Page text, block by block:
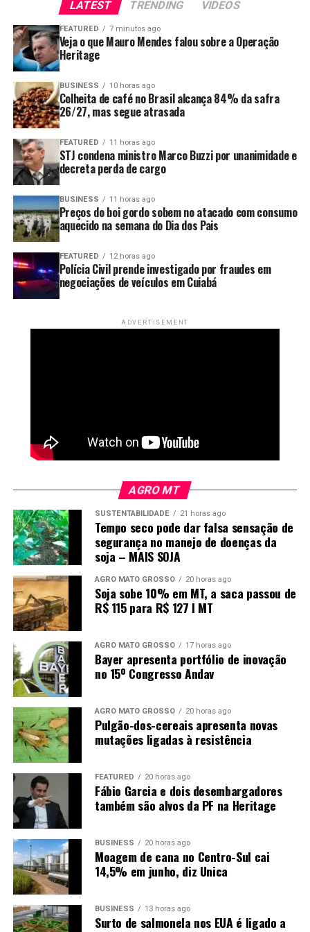
alcançaria multas decorrentes de decisões judiciais já
proferidas.
Argumenta também que a proposta implicaria renúncia
de receita sem a estimativa de impacto orçamentário e
financeiro exigida pela legislação.
O presidente da República vetou também um artigo que
convertia em advertência multas aplicadas por
descumprimento da política de pisos mínimos do frete.
O governo argumenta que a medida representa anistia
de penalidades administrativas e renúncia de receita
sem estimativa de impacto financeiro.
Os vetos serão analisados pelo Congresso Nacional, que
poderá mantê-los ou derrubá-los. Até lá, permanecem
em vigor os trechos sancionados da lei, incluindo as
regras de fiscalização do piso mínimo do frete e o uso do
LATEST TRENDING VIDEOS
FEATURED 7 minutos ago
Veja o que Mauro Mendes falou sobre a Operação
Heritage
BUSINESS 10 horas ago
Colheita de café no Brasil alcança 84% da safra
26/27, mas segue atrasada
FEATURED 11 horas ago
STJ condena ministro Marco Buzzi por unanimidade e
decreta perda de cargo
BUSINESS 11 horas ago
Preços do boi gordo sobem no atacado com consumo
aquecido na semana do Dia dos Pais
FEATURED 12 horas ago
Polícia Civil prende investigado por fraudes em
negociações de veículos em Cuiabá
ADVERTISEMENT
AGRO MT
SUSTENTABILIDADE 21 horas ago
Tempo seco pode dar falsa sensação de
segurança no manejo de doenças da
soja – MAIS SOJA
AGRO MATO GROSSO 20 horas ago
Soja sobe 10% em MT, a saca passou de
R$ 115 para R$ 127 I MT
AGRO MATO GROSSO 17 horas ago
Bayer apresenta portfólio de inovação
no 15º Congresso Andav
AGRO MATO GROSSO 20 horas ago
Pulgão-dos-cereais apresenta novas
mutações ligadas à resistência
FEATURED 20 horas ago
Fábio Garcia e dois desembargadores
também são alvos da PF na Heritage
BUSINESS 20 horas ago
Moagem de cana no Centro-Sul cai
14,5% em junho, diz Unica
BUSINESS 13 horas ago
Surto de salmonela nos EUA é ligado a